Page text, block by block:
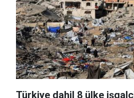
Türkiye dahil 8 ülke